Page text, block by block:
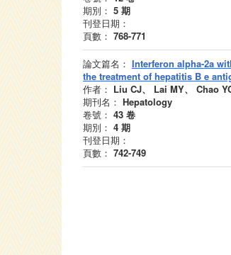
期別： 5 期
刊登日期：
頁數： 768-771
論文篇名： Interferon alpha-2a
the treatment of hepatitis B e
作者： Liu CJ、 Lai MY、 Chao
期刊名： Hepatology
卷號： 43 卷
期別： 4 期
刊登日期：
頁數： 742-749